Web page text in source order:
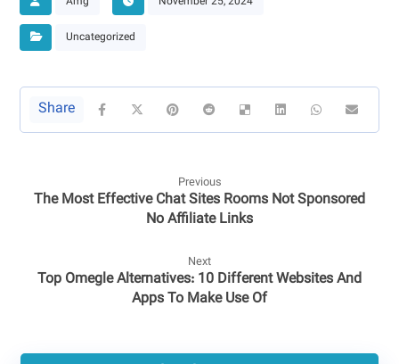
Uncategorized
Previous
The Most Effective Chat Sites Rooms Not Sponsored
No Affiliate Links
Next
Top Omegle Alternatives: 10 Different Websites And
Apps To Make Use Of